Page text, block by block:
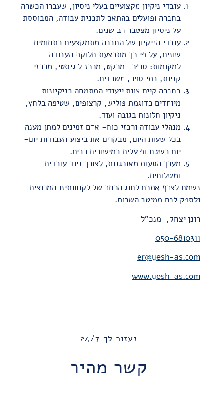
עובדי ניקיון מקצועיים בעלי ניסיון, שעברו הכשרה
בחברה ופועלים בהתאם לתכנית עבודה, המבוססת
על ניסיון מצטבר רב שנים.
עובדי הניקיון של החברה מתמקצעים בתחומים
שונים, על פי כך מתבצעת חלוקת העבודה
למקומות: סופר- מרקט, מרכז לוגיסטי, מרכזי
קניות, בתי ספר, משרדים.
בחברה קיים צוות ייעודי המתמחה בניקיונות
מיוחדים כדוגמת פוליש, קרצופים, שטיפה בלחץ,
ניקיון חלונות בגובה ועוד.
מנהלי עבודה ורכזי כוח- אדם זמינים למתן מענה
בכל שעות היום, מבקרים את ביצוע העבודות יום-
יום בשטח ופועלים במישורים רבים.
מערך הסעות מאורגנות, לצורך ניוד עובדים
ומשלוחים.
נשמח לצרף אתכם לחוג הרחב של לקוחותינו המרוצים
ולספק לכם ממיטב השרות.
רונן יצחק, מנכ"ל
050-6810311
er@yesh-as.com
www.yesh-as.com
נעזור לך 24/7
קשר מהיר